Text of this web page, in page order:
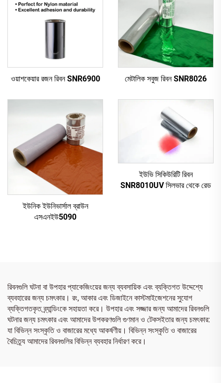
ওয়াশকেয়ার রজন রিবন SNR6900 মেটালিক সবুজ রিবন SNR8026
ইউনিক ইউনিভার্সাল ব্রাউন
এসএনইউ5090
ইউভি সিকিউরিটি রিবন
SNR8010UV সিলভার থেকে রেড
রিবনগুলি ঘটনা বা উপহার প্যাকেজিংয়ের জন্য ব্যবসায়িক এবং ব্যক্তিগত উদ্দেশ্যে
ব্যবহারের জন্য চমৎকার। রং, আকার এবং ডিজাইনে কাস্টমাইজেশনের সুযোগ
ব্যক্তিগতকৃত ব্র্যান্ডিংকে সহায়তা করে। উপহার এবং সজ্জার জন্য আমাদের রিবনগুলি
ঘটনার জন্য চমৎকার এবং আমাদের উপকরণগুলি গুণমান ও টেকসইতার জন্য চমৎকার:
যা বিভিন্ন সংস্কৃতি ও বাজারের মধ্যে আকর্ষণীয়। বিভিন্ন সংস্কৃতি ও বাজারের
বৈচিত্র্য আমাদের রিবনগুলির বিভিন্ন ব্যবহার নির্ধারণ করে।